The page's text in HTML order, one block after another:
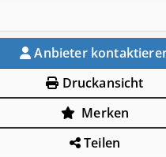
Anbieter
Druckansicht
Merken
Teilen